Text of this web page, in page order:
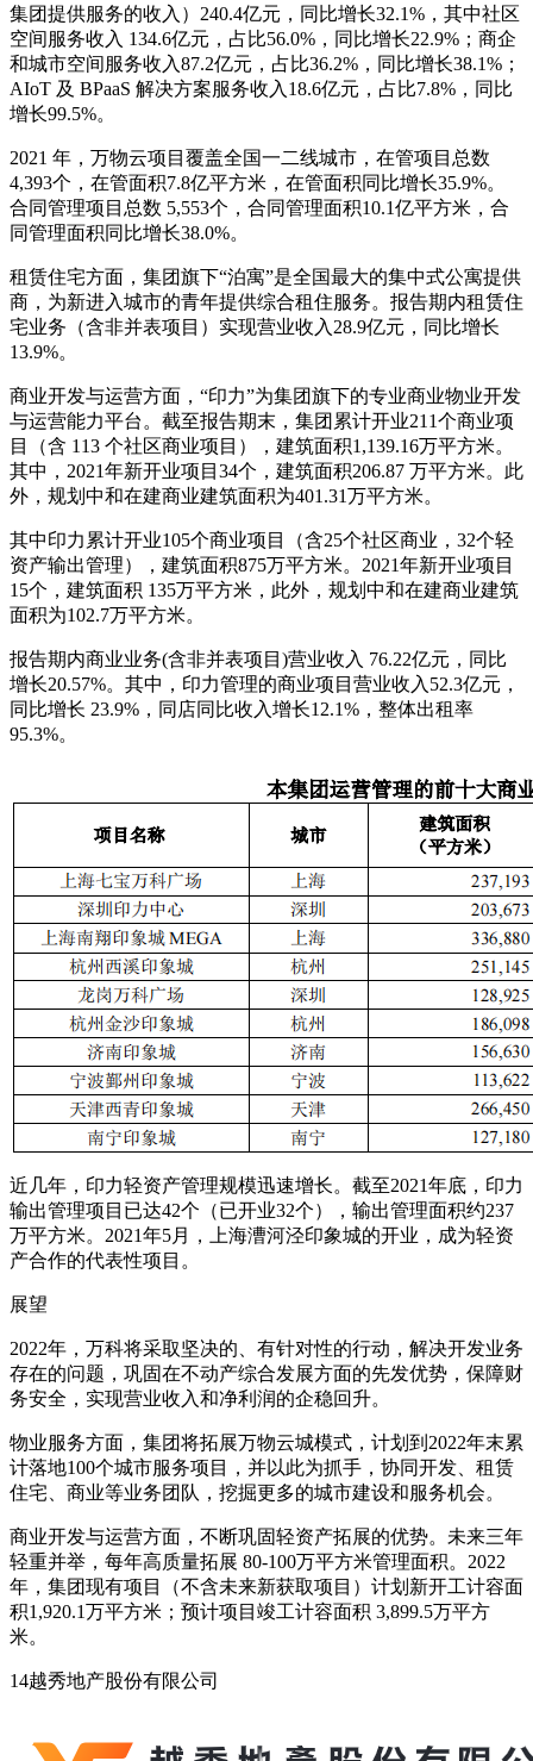
集团提供服务的收入）240.4亿元，同比增长32.1%，其中社区
空间服务收入 134.6亿元，占比56.0%，同比增长22.9%；商企
和城市空间服务收入87.2亿元，占比36.2%，同比增长38.1%；
AIoT 及 BPaaS 解决方案服务收入18.6亿元，占比7.8%，同比
增长99.5%。
2021 年，万物云项目覆盖全国一二线城市，在管项目总数
4,393个，在管面积7.8亿平方米，在管面积同比增长35.9%。
合同管理项目总数 5,553个，合同管理面积10.1亿平方米，合
同管理面积同比增长38.0%。
租赁住宅方面，集团旗下“泊寓”是全国最大的集中式公寓提供
商，为新进入城市的青年提供综合租住服务。报告期内租赁住
宅业务（含非并表项目）实现营业收入28.9亿元，同比增长
13.9%。
商业开发与运营方面，“印力”为集团旗下的专业商业物业开发
与运营能力平台。截至报告期末，集团累计开业211个商业项
目（含 113 个社区商业项目），建筑面积1,139.16万平方米。
其中，2021年新开业项目34个，建筑面积206.87 万平方米。此
外，规划中和在建商业建筑面积为401.31万平方米。
其中印力累计开业105个商业项目（含25个社区商业，32个轻
资产输出管理），建筑面积875万平方米。2021年新开业项目
15个，建筑面积 135万平方米，此外，规划中和在建商业建筑
面积为102.7万平方米。
报告期内商业业务(含非并表项目)营业收入 76.22亿元，同比
增长20.57%。其中，印力管理的商业项目营业收入52.3亿元，
同比增长 23.9%，同店同比收入增长12.1%，整体出租率
95.3%。
近几年，印力轻资产管理规模迅速增长。截至2021年底，印力
输出管理项目已达42个（已开业32个），输出管理面积约237
万平方米。2021年5月，上海漕河泾印象城的开业，成为轻资
产合作的代表性项目。
展望
2022年，万科将采取坚决的、有针对性的行动，解决开发业务
存在的问题，巩固在不动产综合发展方面的先发优势，保障财
务安全，实现营业收入和净利润的企稳回升。
物业服务方面，集团将拓展万物云城模式，计划到2022年末累
计落地100个城市服务项目，并以此为抓手，协同开发、租赁
住宅、商业等业务团队，挖掘更多的城市建设和服务机会。
商业开发与运营方面，不断巩固轻资产拓展的优势。未来三年
轻重并举，每年高质量拓展 80-100万平方米管理面积。2022
年，集团现有项目（不含未来新获取项目）计划新开工计容面
积1,920.1万平方米；预计项目竣工计容面积 3,899.5万平方
米。
14越秀地产股份有限公司